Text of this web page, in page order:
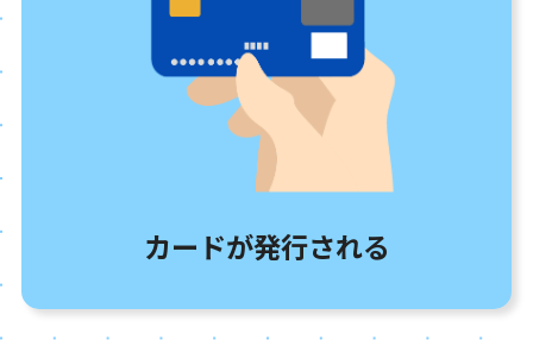
カードが発行される